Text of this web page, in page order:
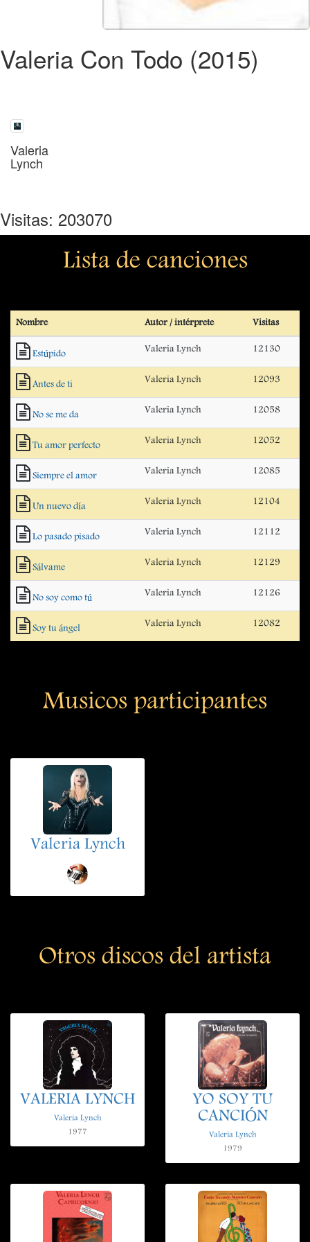
Valeria Con Todo (2015)
Valeria
Lynch
Visitas: 203070
Lista de canciones
Nombre Autor / intérprete Visitas
Estúpido Valeria Lynch 12130
Antes de ti Valeria Lynch 12093
No se me da Valeria Lynch 12058
Tu amor perfecto Valeria Lynch 12052
Siempre el amor Valeria Lynch 12085
Un nuevo día Valeria Lynch 12104
Lo pasado pisado Valeria Lynch 12112
Sálvame Valeria Lynch 12129
No soy como tú Valeria Lynch 12126
Soy tu ángel Valeria Lynch 12082
Musicos participantes
Valeria Lynch
Otros discos del artista
VALERIA LYNCH
Valeria Lynch
1977
YO SOY TU
CANCIÓN
Valeria Lynch
1979